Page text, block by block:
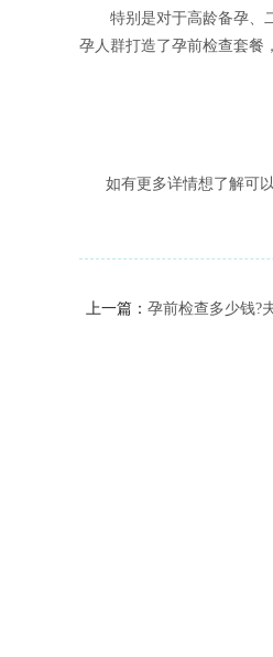
特别是对于高龄备孕、二
孕人群打造了孕前检查套餐
如有更多详情想了解可以
上一篇： 孕前检查多少钱?